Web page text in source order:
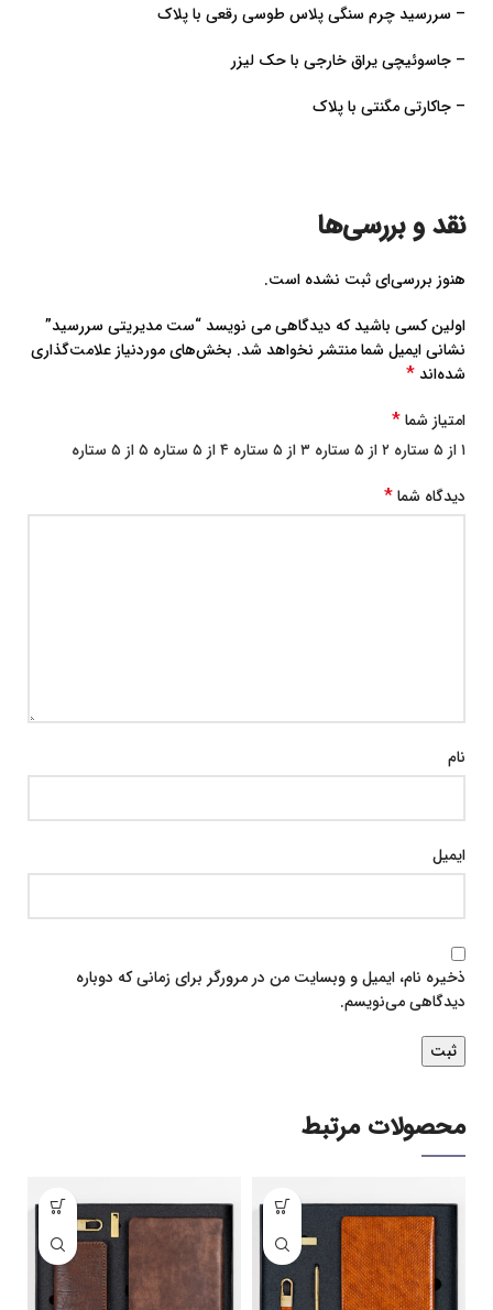
– سررسید چرم سنگی پلاس طوسی رقعی با پلاک
– جاسوئیچی یراق خارجی با حک لیزر
– جاکارتی مگنتی با پلاک
نقد و بررسی‌ها
هنوز بررسی‌ای ثبت نشده است.
اولین کسی باشید که دیدگاهی می نویسد “ست مدیریتی سررسید”
نشانی ایمیل شما منتشر نخواهد شد. بخش‌های موردنیاز علامت‌گذاری
شده‌اند*
امتیاز شما*
۱ از ۵ ستاره ۲ از ۵ ستاره ۳ از ۵ ستاره ۴ از ۵ ستاره
۵ از ۵ ستاره
دیدگاه شما*
نام
ایمیل
ذخیره نام، ایمیل و وبسایت من در مرورگر برای زمانی که دوباره
دیدگاهی می‌نویسم.
محصولات مرتبط